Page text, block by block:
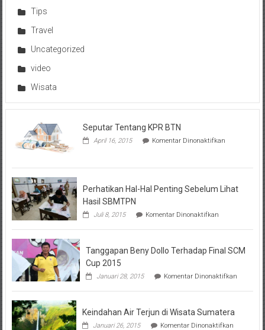
Tips
Travel
Uncategorized
video
Wisata
Seputar Tentang KPR BTN
April 16, 2015 Komentar Dinonaktifkanpada
KPR
Perhatikan Hal-Hal Penting Sebelum Lihat
Hasil SBMTPN
Juli 8, 2015 Komentar Dinonaktifkanpada
Hal-
Penting
Hasil
Tanggapan Beny Dollo Terhadap Final SCM
Cup 2015
Januari 28, 2015 Komentar Dinonaktifkanpada
Beny
Keindahan Air Terjun di Wisata Sumatera
Januari 26, 2015 Komentar Dinonaktifkanpada